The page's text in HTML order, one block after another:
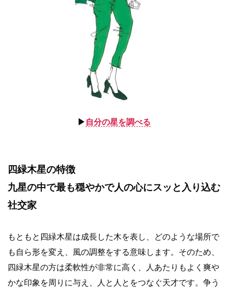
▶︎ 自分の星を調べる
四緑木星の特徴
九星の中で最も穏やかで人の心にスッと入り込む
社交家
もともと四緑木星は成長した木を表し、どのような場所で
も自ら形を変え、風の調整をする意味します。そのため、
四緑木星の方は柔軟性が非常に高く、人あたりもよく爽や
かな印象を周りに与え、人と人とをつなぐ天才です。争う